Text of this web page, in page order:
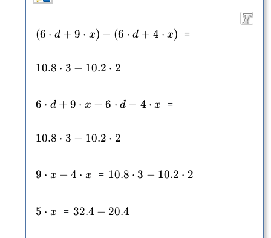
(6\cdot d+9\cdot x)-(6\cdot
(6 ⋅ d + 9 ⋅ x) − (6 ⋅ d + 4 ⋅ x) =
10.8\cdot 3-10.2\cdot 2
10.8 ⋅ 3 − 10.2 ⋅ 2
6\cdot d+9\cdot x-6\cdot d-
6 ⋅ d + 9 ⋅ x − 6 ⋅ d − 4 ⋅ x =
10.8\cdot 3-10.2\cdot 2
10.8 ⋅ 3 − 10.2 ⋅ 2
9\cdot x-4\cdot x
9 ⋅ x − 4 ⋅ x = 10.8\cdot 3-10.2\cdot 2
10.8 ⋅ 3 − 10.2 ⋅ 2
5\cdot x
5 ⋅ x = 32.4-20.4
32.4 − 20.4